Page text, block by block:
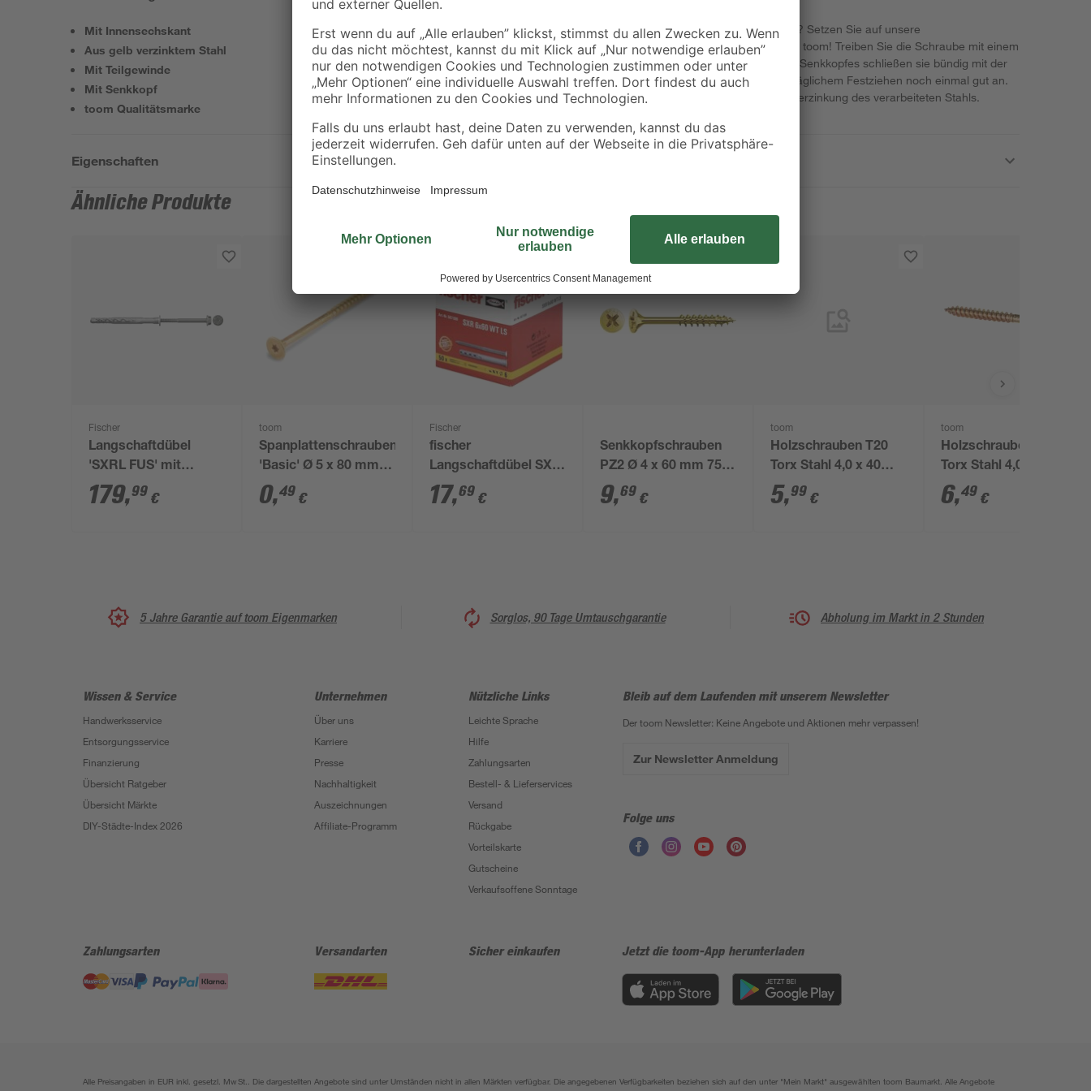
Mit Innensechskant
Aus gelb verzinktem Stahl
Mit Teilgewinde
Mit Senkkopf
toom Qualitätsmarke
Ärgern Sie sich noch oder schrauben Sie schon? Setzen Sie auf unsere
Spanplattenschrauben in bewährter Qualität von toom! Treiben Sie die Schraube mit einem
Innensechskant in das Werkstück ein. Dank des Senkkopfes schließen sie bündig mit der
Oberfläche ab. Das Teilgewinde zieht bei nachträglichem Festziehen noch einmal gut an.
Für erhöhten Korrosionsschutz sorgt die gelbe Verzinkung des verarbeiteten Stahls.
Eigenschaften
Ähnliche Produkte
Fischer
Langschaftdübel
'SXRL FUS' mit
Sechskantschraube
rostfreier Stahl Ø 10 x
179,99 €
toom
Spanplattenschrauben
'Basic' Ø 5 x 80 mm
TX
0,49 €
Fischer
fischer
Langschaftdübel SXR
6 x 60 WT LS, 50
Stück
17,69 €
Senkkopfschrauben
PZ2 Ø 4 x 60 mm 75
Stück
9,69 €
toom
Holzschrauben T20
Torx Stahl 4,0 x 40
mm 50 Stück
5,99 €
toom
Holzschrauben T20
Torx Stahl 4,0 x 50
mm 50 Stück
6,49 €
5 Jahre Garantie auf toom Eigenmarken Sorglos, 90 Tage Umtauschgarantie Abholung im Markt in 2 Stunden
Wissen & Service
Handwerksservice
Entsorgungsservice
Finanzierung
Übersicht Ratgeber
Übersicht Märkte
DIY-Städte-Index 2026
Unternehmen
Über uns
Karriere
Presse
Nachhaltigkeit
Auszeichnungen
Affiliate-Programm
Nützliche Links
Leichte Sprache
Hilfe
Zahlungsarten
Bestell- & Lieferservices
Versand
Rückgabe
Vorteilskarte
Gutscheine
Verkaufsoffene Sonntage
Bleib auf dem Laufenden mit unserem Newsletter
Der toom Newsletter: Keine Angebote und Aktionen mehr verpassen!
Zur Newsletter Anmeldung
Folge uns
Zahlungsarten Versandarten Sicher einkaufen Jetzt die toom-App herunterladen
Alle Preisangaben in EUR inkl. gesetzl. MwSt.. Die dargestellten Angebote sind unter Umständen nicht in allen Märkten verfügbar. Die angegebenen Verfügbarkeiten beziehen sich auf den unter "Mein Markt" ausgewählten toom Baumarkt. Alle Angebote